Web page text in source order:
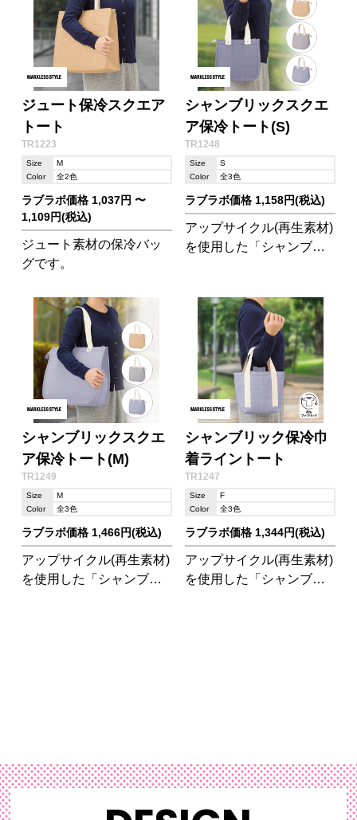
んでコンパクトに持ち運
ぶことができます。
ジュート保冷スクエア
トート
TR1223
Size
M
Color
全2色
ラブラボ価格 1,037円 〜
1,109円(税込)
ジュート素材の保冷バッ
グです。
シャンブリックスクエ
ア保冷トート(S)
TR1248
Size
S
Color
全3色
ラブラボ価格 1,158円(税込)
アップサイクル(再生素材)
を使用した「シャンブリ
シャンブリックスクエ
ア保冷トート(M)
TR1249
Size
M
Color
全3色
ラブラボ価格 1,466円(税込)
アップサイクル(再生素材)
を使用した「シャンブリ
シャンブリック保冷巾
着ライントート
TR1247
Size
F
Color
全3色
ラブラボ価格 1,344円(税込)
アップサイクル(再生素材)
を使用した「シャンブリ